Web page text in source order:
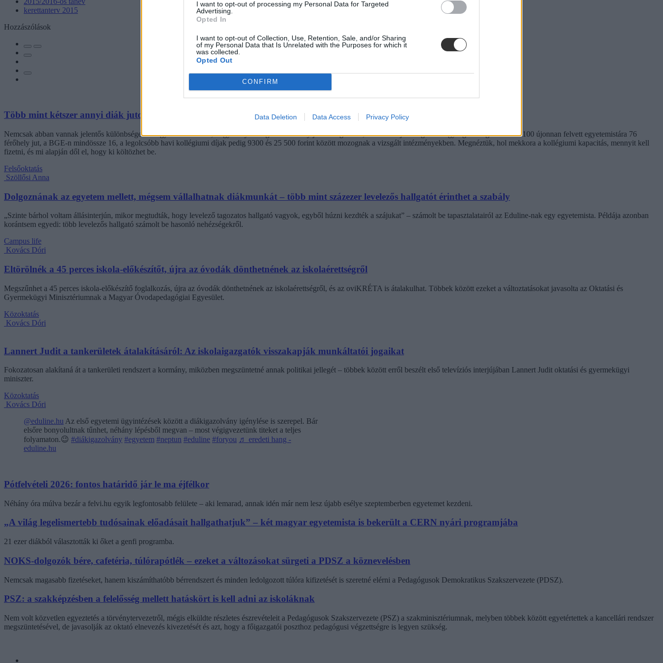
I want to opt-out of processing my Personal Data for Targeted
Advertising.
Opted In
I want to opt-out of Collection, Use, Retention, Sale, and/or Sharing
of my Personal Data that Is Unrelated with the Purposes for which it
was collected.
Opted Out
CONFIRM
Data Deletion Data Access Privacy Policy
kerettanterv 2015
Hozzászólások
Több mint kétszer annyi diák jutott be a felsőoktatásba, mint ahány kollégiumi férőhely összesen van
Nemcsak abban vannak jelentős különbségek az egyetemek között, hogy hány kollégiumi férőhely jut a hallgatókra, a térítési díj összege sem egységes. Míg a BME-n 100 újonnan felvett egyetemistára 76
férőhely jut, a BGE-n mindössze 16, a legolcsóbb havi kollégiumi díjak pedig 9300 és 25 500 forint között mozognak a vizsgált intézményekben. Megnéztük, hol mekkora a kollégiumi kapacitás, mennyit kell
fizetni, és mi alapján dől el, hogy ki költözhet be.
Felsőoktatás
Szöllősi Anna
Dolgoznának az egyetem mellett, mégsem vállalhatnak diákmunkát – több mint százezer levelezős hallgatót érinthet a szabály
„Szinte bárhol voltam állásinterjún, mikor megtudták, hogy levelező tagozatos hallgató vagyok, egyből húzni kezdték a szájukat” – számolt be tapasztalatairól az Eduline-nak egy egyetemista. Példája azonban
korántsem egyedi: több levelezős hallgató számolt be hasonló nehézségekről.
Campus life
Kovács Dóri
Eltörölnék a 45 perces iskola-előkészítőt, újra az óvodák dönthetnének az iskolaérettségről
Megszűnhet a 45 perces iskola-előkészítő foglalkozás, újra az óvodák dönthetnének az iskolaérettségről, és az oviKRÉTA is átalakulhat. Többek között ezeket a változtatásokat javasolta az Oktatási és
Gyermekügyi Minisztériumnak a Magyar Óvodapedagógiai Egyesület.
Közoktatás
Kovács Dóri
Lannert Judit a tankerületek átalakításáról: Az iskolaigazgatók visszakapják munkáltatói jogaikat
Fokozatosan alakítaná át a tankerületi rendszert a kormány, miközben megszüntetné annak politikai jellegét – többek között erről beszélt első televíziós interjújában Lannert Judit oktatási és gyermekügyi
miniszter.
Közoktatás
Kovács Dóri
@eduline.hu Az első egyetemi ügyintézések között a diákigazolvány igénylése is szerepel. Bár
elsőre bonyolultnak tűnhet, néhány lépésből megvan – most végigvezetünk titeket a teljes
folyamaton.😉 #diákigazolvány #egyetem #neptun #eduline #foryou ♬ eredeti hang -
eduline.hu
Pótfelvételi 2026: fontos határidő jár le ma éjfélkor
Néhány óra múlva bezár a felvi.hu egyik legfontosabb felülete – aki lemarad, annak idén már nem lesz újabb esélye szeptemberben egyetemet kezdeni.
„A világ legelismertebb tudósainak előadásait hallgathatjuk” – két magyar egyetemista is bekerült a CERN nyári programjába
21 ezer diákból választották ki őket a genfi programba.
NOKS-dolgozók bére, cafetéria, túlórapótlék – ezeket a változásokat sürgeti a PDSZ a köznevelésben
Nemcsak magasabb fizetéseket, hanem kiszámíthatóbb bérrendszert és minden ledolgozott túlóra kifizetését is szeretné elérni a Pedagógusok Demokratikus Szakszervezete (PDSZ).
PSZ: a szakképzésben a felelősség mellett hatáskört is kell adni az iskoláknak
Nem volt közvetlen egyeztetés a törvénytervezetről, mégis elküldte részletes észrevételeit a Pedagógusok Szakszervezete (PSZ) a szakminisztériumnak, melyben többek között egyetértettek a kancellári rendszer
megszüntetésével, de javasolják az oktató elnevezés kivezetését és azt, hogy a főigazgatói poszthoz pedagógusi végzettségre is legyen szükség.